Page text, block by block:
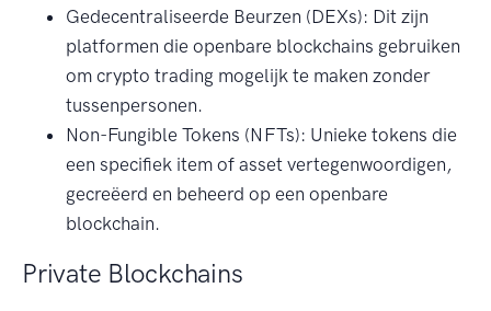
Gedecentraliseerde Beurzen (DEXs): Dit zijn
platformen die openbare blockchains gebruiken
om crypto trading mogelijk te maken zonder
tussenpersonen.
Non-Fungible Tokens (NFTs): Unieke tokens die
een specifiek item of asset vertegenwoordigen,
gecreëerd en beheerd op een openbare
blockchain.
Private Blockchains